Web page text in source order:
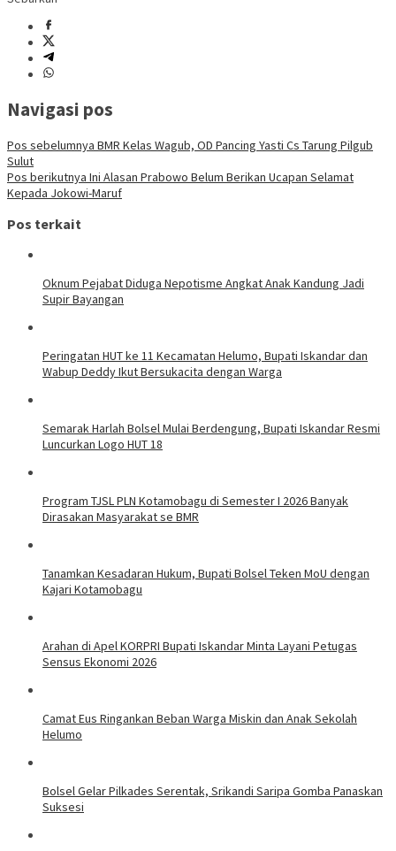
Navigasi pos
Pos sebelumnya BMR Kelas Wagub, OD Pancing Yasti Cs Tarung Pilgub
Sulut
Pos berikutnya Ini Alasan Prabowo Belum Berikan Ucapan Selamat
Kepada Jokowi-Maruf
Pos terkait
Oknum Pejabat Diduga Nepotisme Angkat Anak Kandung Jadi
Supir Bayangan
Peringatan HUT ke 11 Kecamatan Helumo, Bupati Iskandar dan
Wabup Deddy Ikut Bersukacita dengan Warga
Semarak Harlah Bolsel Mulai Berdengung, Bupati Iskandar Resmi
Luncurkan Logo HUT 18
Program TJSL PLN Kotamobagu di Semester I 2026 Banyak
Dirasakan Masyarakat se BMR
Tanamkan Kesadaran Hukum, Bupati Bolsel Teken MoU dengan
Kajari Kotamobagu
Arahan di Apel KORPRI Bupati Iskandar Minta Layani Petugas
Sensus Ekonomi 2026
Camat Eus Ringankan Beban Warga Miskin dan Anak Sekolah
Helumo
Bolsel Gelar Pilkades Serentak, Srikandi Saripa Gomba Panaskan
Suksesi